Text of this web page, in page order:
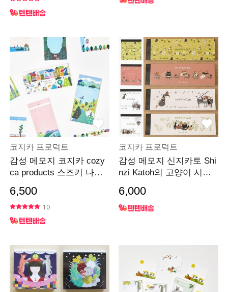
코지카 프로덕트
감성 메모지 코지카 cozy
ca products 스즈키 나루
6,500
10
코지카 프로덕트
감성 메모지 신지카토 Shi
nzi Katoh의 고양이 시리
6,000